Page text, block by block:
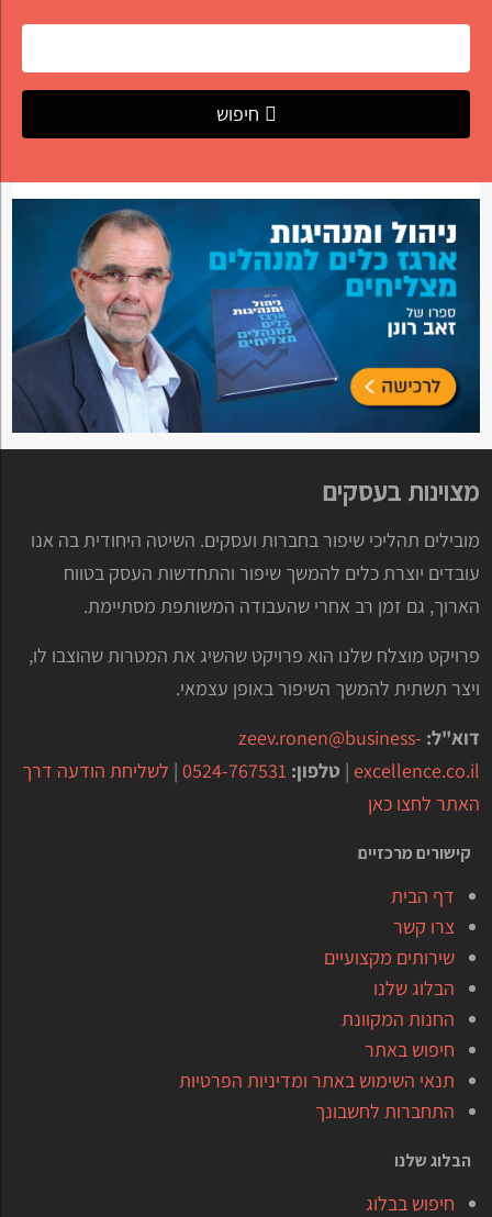
חיפוש
מצוינות בעסקים
מובילים תהליכי שיפור בחברות ועסקים. השיטה היחודית בה אנו
עובדים יוצרת כלים להמשך שיפור והתחדשות העסק בטווח
הארוך, גם זמן רב אחרי שהעבודה המשותפת מסתיימת.
פרויקט מוצלח שלנו הוא פרויקט שהשיג את המטרות שהוצבו לו,
ויצר תשתית להמשך השיפור באופן עצמאי.
דוא"ל: zeev.ronen@business-
excellence.co.il
| טלפון: 0524-767531
| לשליחת הודעה דרך
האתר לחצו כאן
קישורים מרכזיים
דף הבית
צרו קשר
שירותים מקצועיים
הבלוג שלנו
החנות המקוונת
חיפוש באתר
תנאי השימוש באתר ומדיניות הפרטיות
התחברות לחשבונך
הבלוג שלנו
חיפוש בבלוג